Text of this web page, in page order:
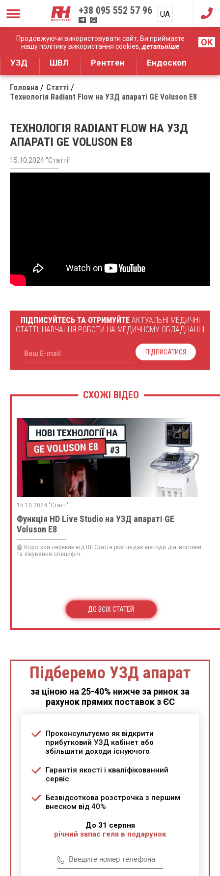
Продовжуючи використовувати сайт, Ви приймаєте
нашу політику використання cookies,детальніше OK
+38 095 552 57 96 UA
RU
Дистрибуція медичного обладнання
УЗД ШВЛ Рентген Ендоскоп
Головна
Статті
Технологія Radiant Flow на УЗД апараті GE Voluson E8
ТЕХНОЛОГІЯ RADIANT FLOW НА УЗД
АПАРАТІ GE VOLUSON E8
15.10.2024 "Статті"
ПІДПИСУЙТЕСЬ ТА ОТРИМУЙТЕАКТУАЛЬНІ МЕДИЧНІ
СТАТТІ, НАВЧАННЯ РОБОТИ НА МЕДИЧНОМУ ОБЛАДНАННІ
Ваш E-mail ПІДПИСАТИСЯ
СХОЖІ ВІДЕО
15.10.2024 "Статті"
Функція HD Live Studio на УЗД апараті GE
Voluson E8
🤖 Короткий переказ від ШІ Стаття розглядає методи діагностики
та лікування специфіч...
ДО ВСІХ СТАТЕЙ
Підберемо УЗД апарат
за ціною на 25-40% нижче за ринок за
рахунок прямих поставок з ЄС
Проконсультуємо як відкрити
прибутковий УЗД кабінет або
збільшити доходи існуючого
Гарантія якості і кваліфікованний
сервіс
Безвідсоткова розстрочка з першим
внеском від 40%
До 31 серпня
річний запас геля в подарунок